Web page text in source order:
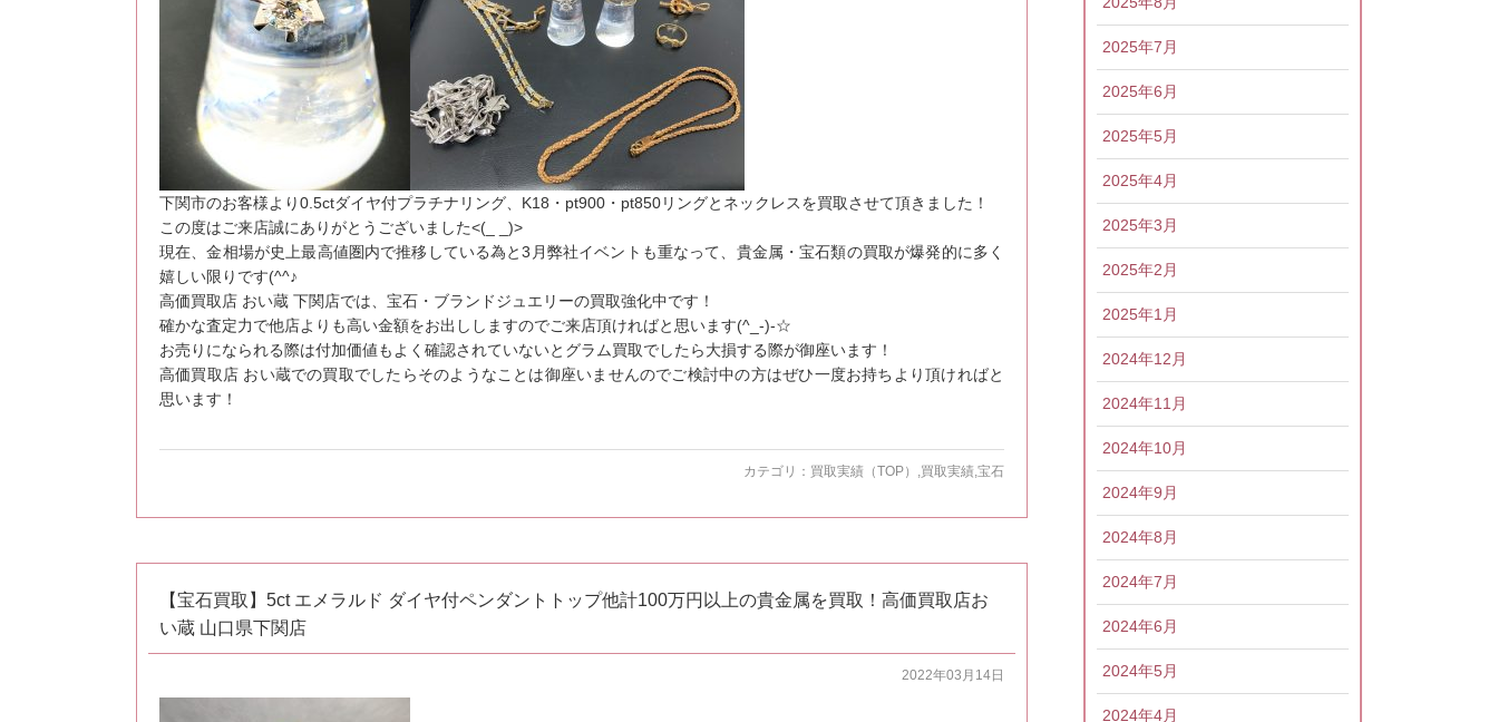
下関市のお客様より0.5ctダイヤ付プラチナリング、K18・pt900・pt850リングとネックレスを買取させて頂きました！
この度はご来店誠にありがとうございました<(_ _)>
現在、金相場が史上最高値圏内で推移している為と3月弊社イベントも重なって、貴金属・宝石類の買取が爆発的に多く
嬉しい限りです(^^♪
高価買取店 おい蔵 下関店では、宝石・ブランドジュエリーの買取強化中です！
確かな査定力で他店よりも高い金額をお出ししますのでご来店頂ければと思います(^_-)-☆
お売りになられる際は付加価値もよく確認されていないとグラム買取でしたら大損する際が御座います！
高価買取店 おい蔵での買取でしたらそのようなことは御座いませんのでご検討中の方はぜひ一度お持ちより頂ければと
思います！
カテゴリ： 買取実績（TOP） ,買取実績,宝石
【宝石買取】5ct エメラルド ダイヤ付ペンダントトップ他計100万円以上の貴金属を買取！高価買取店お
い蔵 山口県下関店
2022年03月14日
2025年7月
2025年6月
2025年5月
2025年4月
2025年3月
2025年2月
2025年1月
2024年12月
2024年11月
2024年10月
2024年9月
2024年8月
2024年7月
2024年6月
2024年5月
2024年4月